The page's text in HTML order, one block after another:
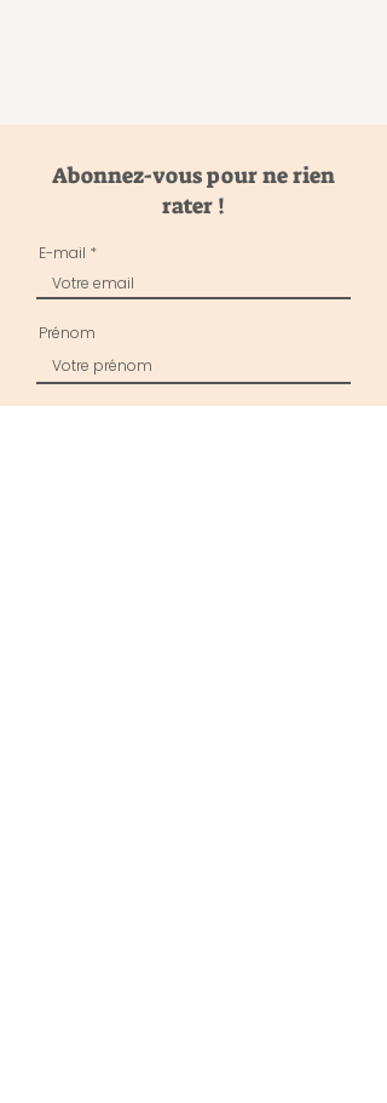
Abonnez-vous pour ne rien
rater !
E-mail
Prénom
Nom de famille